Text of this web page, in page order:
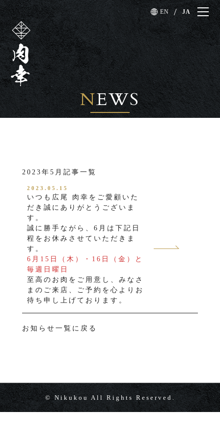
EN JA
NEWS
2023年5月記事一覧
2023.05.15
いつも広尾 肉幸をご愛顧いた
だき誠にありがとうございま
す。
誠に勝手ながら、6月は下記日
程をお休みさせていただきま
す。
6月15日（木）・16日（金）と
毎週日曜日
至高のお肉をご用意し、みなさ
まのご来店、ご予約を心よりお
待ち申し上げております。
お知らせ一覧に戻る
© Nikukou All Rights Reserved.